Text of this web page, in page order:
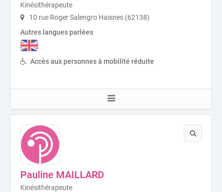
Kinésithérapeute
10 rue Roger Salengro Haisnes (62138)
Autres langues parlées
Accès aux personnes à mobilité réduite
Pauline MAILLARD
Kinésithérapeute